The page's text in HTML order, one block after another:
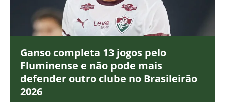
Ganso completa 13 jogos pelo
Fluminense e não pode mais
defender outro clube no Brasileirão
2026